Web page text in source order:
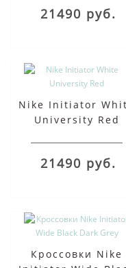
21490 руб.
Nike Initiator
University Red
21490 руб.
Кроссовки Nike